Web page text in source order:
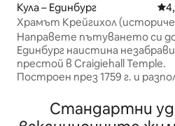
Кула – Единбург
Храмът Крейгихол
сграда, построена през 1759
Направете пътуването си
Единбург наистина
престой в Craigiehall Temple.
Построен през 1759 г. и
имението Крейгихол, той е
в списъка на сградите от
Стандартни